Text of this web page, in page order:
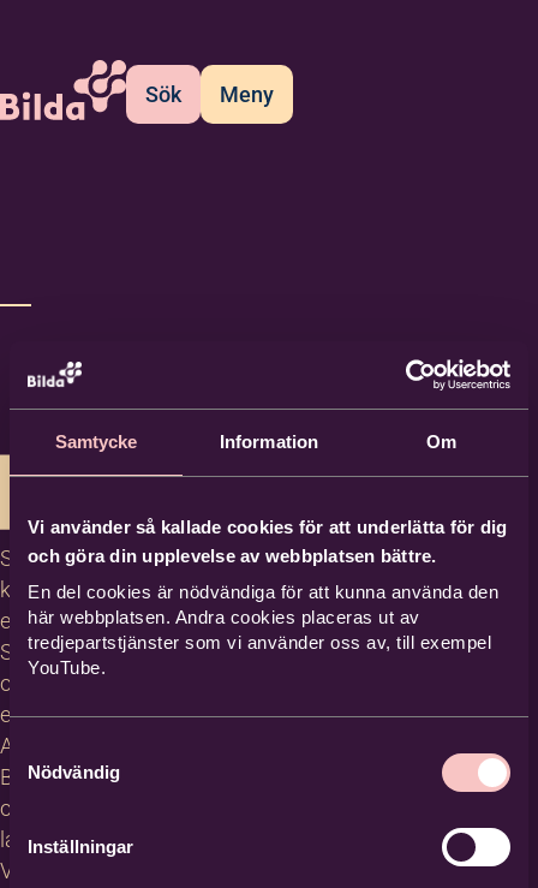
Samtycke Information Om
Vi använder så kallade cookies för att underlätta för dig
och göra din upplevelse av webbplatsen bättre.
En del cookies är nödvändiga för att kunna använda den
här webbplatsen. Andra cookies placeras ut av
tredjepartstjänster som vi använder oss av, till exempel
YouTube.
Samtyckesval
Nödvändig
Inställningar
Sök Meny
Studiecirklar,
kurser och
evenemang
Studiematerial
och
erbjudanden
About
Bilda in
other
languages
Villkor för